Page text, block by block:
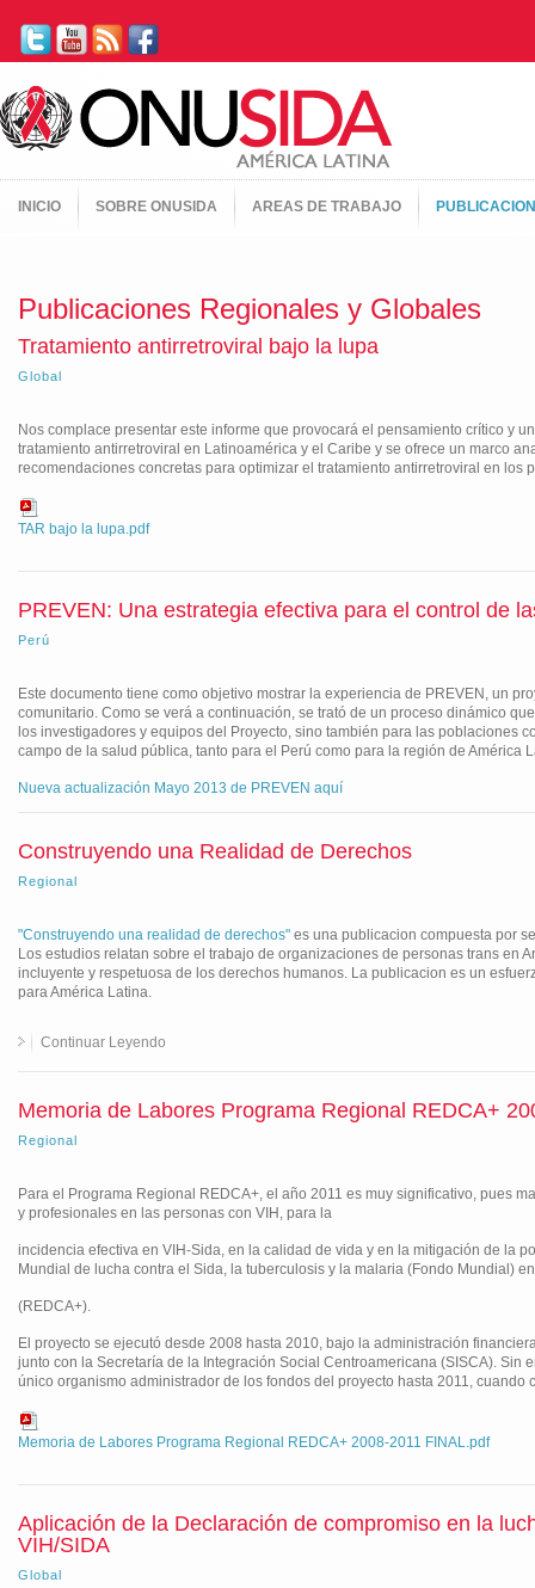
INICIO SOBRE ONUSIDA AREAS DE TRABAJO
Publicaciones Regionales y Globales
Tratamiento antirretroviral bajo la lupa
Global
Nos complace presentar este informe que provocará el pensamiento crítico y
tratamiento antirretroviral en Latinoamérica y el Caribe y se ofrece un marco
recomendaciones concretas para optimizar el tratamiento antirretroviral en los
TAR bajo la lupa.pdf
PREVEN: Una estrategia efectiva para el control de
Perú
Este documento tiene como objetivo mostrar la experiencia de PREVEN, un
comunitario. Como se verá a continuación, se trató de un proceso dinámico
los investigadores y equipos del Proyecto, sino también para las poblaciones
campo de la salud pública, tanto para el Perú como para la región de América
Nueva actualización Mayo 2013 de PREVEN aquí
Construyendo una Realidad de Derechos
Regional
"Construyendo una realidad de derechos" es una publicacion compuesta por
Los estudios relatan sobre el trabajo de organizaciones de personas trans en
incluyente y respetuosa de los derechos humanos. La publicacion es un
para América Latina.
Continuar Leyendo
Memoria de Labores Programa Regional REDCA+
Regional
Para el Programa Regional REDCA+, el año 2011 es muy significativo, pues
y profesionales en las personas con VIH, para la
incidencia efectiva en VIH-Sida, en la calidad de vida y en la mitigación de la
Mundial de lucha contra el Sida, la tuberculosis y la malaria (Fondo Mundial)
(REDCA+).
El proyecto se ejecutó desde 2008 hasta 2010, bajo la administración
junto con la Secretaría de la Integración Social Centroamericana (SISCA).
único organismo administrador de los fondos del proyecto hasta 2011, cuando
Memoria de Labores Programa Regional REDCA+ 2008-2011 FINAL.pdf
Aplicación de la Declaración de compromiso en la
VIH/SIDA
Global